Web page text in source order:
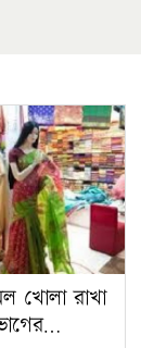
খোলা রাখা